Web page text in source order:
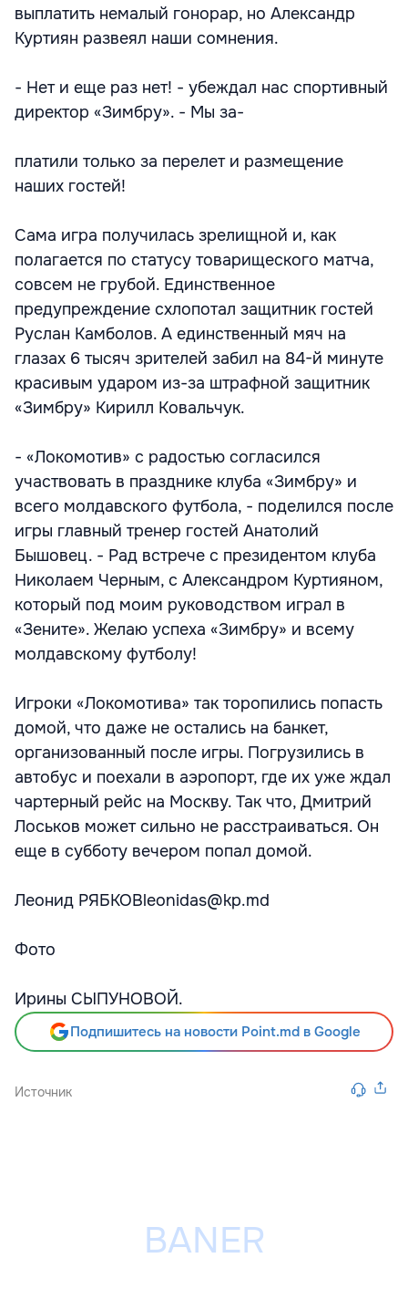
выплатить немалый гонорар, но Александр
Куртиян развеял наши сомнения.
- Нет и еще раз нет! - убеждал нас спортивный
директор «Зимбру». - Мы за-
платили только за перелет и размещение
наших гостей!
Сама игра получилась зрелищной и, как
полагается по статусу товарищеского матча,
совсем не грубой. Единственное
предупреждение схлопотал защитник гостей
Руслан Камболов. А единственный мяч на
глазах 6 тысяч зрителей забил на 84-й минуте
красивым ударом из-за штрафной защитник
«Зимбру» Кирилл Ковальчук.
- «Локомотив» с радостью согласился
участвовать в празднике клуба «Зимбру» и
всего молдавского футбола, - поделился после
игры главный тренер гостей Анатолий
Бышовец. - Рад встрече с президентом клуба
Николаем Черным, с Александром Куртияном,
который под моим руководством играл в
«Зените». Желаю успеха «Зимбру» и всему
молдавскому футболу!
Игроки «Локомотива» так торопились попасть
домой, что даже не остались на банкет,
организованный после игры. Погрузились в
автобус и поехали в аэропорт, где их уже ждал
чартерный рейс на Москву. Так что, Дмитрий
Лоськов может сильно не расстраиваться. Он
еще в субботу вечером попал домой.
Леонид РЯБКОВleonidas@kp.md
Фото
Ирины СЫПУНОВОЙ.
Подпишитесь на новости Point.md в Google
Источник